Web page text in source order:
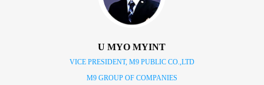
U MYO MYINT
VICE PRESIDENT, M9 PUBLIC CO.,LTD
M9 GROUP OF COMPANIES